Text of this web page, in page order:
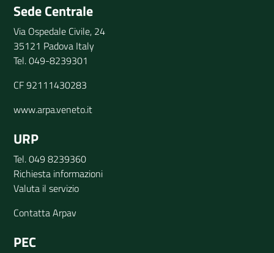
Sede Centrale
Via Ospedale Civile, 24
35121 Padova Italy
Tel. 049-8239301
CF 92111430283
www.arpa.veneto.it
URP
Tel. 049 8239360
Richiesta informazioni
Valuta il servizio
Contatta Arpav
PEC